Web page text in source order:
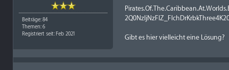
Beiträge: 84
Themen: 6
Registriert seit: Feb 2021
Gibt es hier vielleicht eine Lösung?